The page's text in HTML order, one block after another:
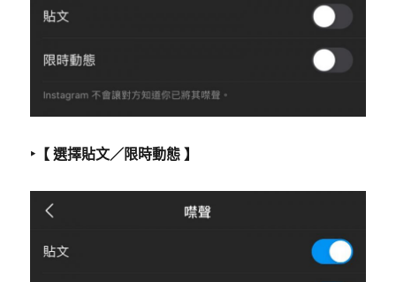
‣【 選擇貼文／限時動態 】